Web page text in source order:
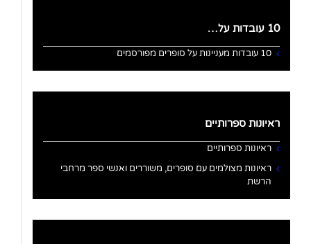
10 עובדות על…
10 עובדות מעניינות על סופרים מפורסמים
ראיונות ספרותיים
ראיונות ספרותיים
ראיונות מצולמים עם סופרים, משוררים ואנשי ספר מרחבי
הרשת